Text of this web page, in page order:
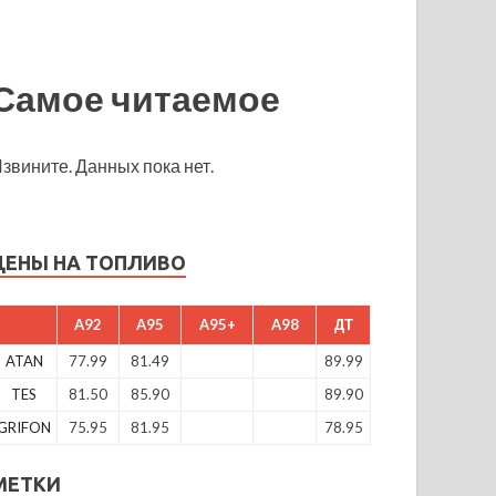
читаемое
Данных пока нет.
НА ТОПЛИВО
A92 A95 A95+ A98 ДТ
ATAN 77.99 81.49
89.99
TES
81.50 85.90
89.90
75.95 81.95 78.95